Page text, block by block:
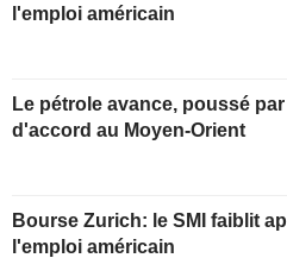
l'emploi américain
Le pétrole avance, poussé
d'accord au Moyen-Orient
Bourse Zurich: le SMI faiblit
l'emploi américain